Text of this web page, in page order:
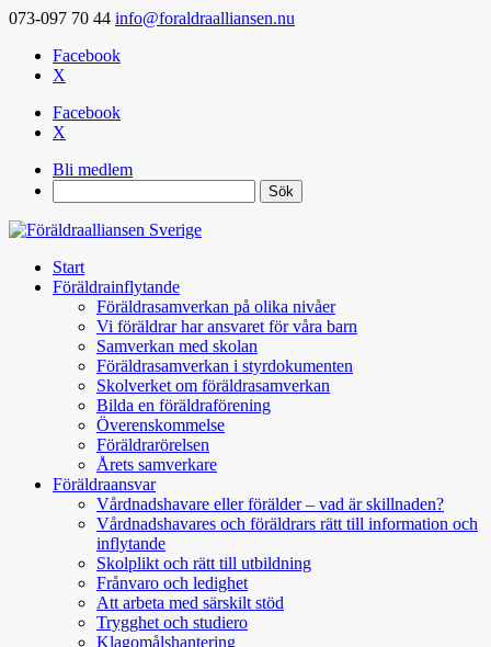
073-097 70 44 info@foraldraalliansen.nu
Facebook
X
Facebook
X
Bli medlem
Start
Föräldrainflytande
Föräldrasamverkan på olika nivåer
Vi föräldrar har ansvaret för våra barn
Samverkan med skolan
Föräldrasamverkan i styrdokumenten
Skolverket om föräldrasamverkan
Bilda en föräldraförening
Överenskommelse
Föräldrarörelsen
Årets samverkare
Föräldraansvar
Vårdnadshavare eller förälder – vad är skillnaden?
Vårdnadshavares och föräldrars rätt till information och
inflytande
Skolplikt och rätt till utbildning
Frånvaro och ledighet
Att arbeta med särskilt stöd
Trygghet och studiero
Klagomålshantering